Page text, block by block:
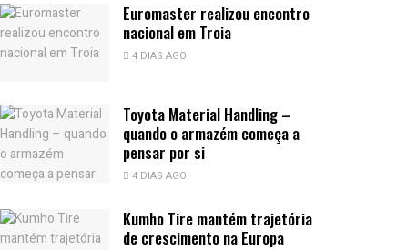
Euromaster realizou encontro
nacional em Troia
4 DIAS AGO
Toyota Material Handling –
quando o armazém começa a
pensar por si
4 DIAS AGO
Kumho Tire mantém trajetória
de crescimento na Europa